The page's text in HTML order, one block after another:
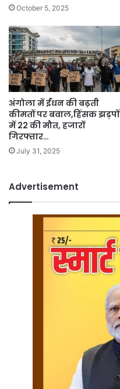
October 5, 2025
अंगोला में ईंधन की बढ़ती
कीमतों पर बवाल,हिंसक झड़पों
में 22 की मौत, हजारों
गिरफ्तार…
July 31, 2025
Advertisement